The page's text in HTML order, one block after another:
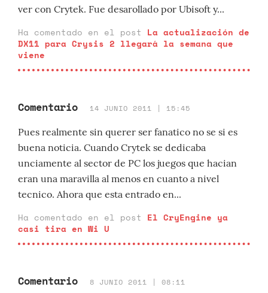
ver con Crytek. Fue desarollado por Ubisoft y...
Ha comentado en el post La actualización de
DX11 para Crysis 2 llegará la semana que
viene
Comentario 14 JUNIO 2011 | 15:45
Pues realmente sin querer ser fanatico no se si es
buena noticia. Cuando Crytek se dedicaba
unciamente al sector de PC los juegos que hacian
eran una maravilla al menos en cuanto a nivel
tecnico. Ahora que esta entrado en...
Ha comentado en el post El CryEngine ya
casi tira en Wi U
Comentario 8 JUNIO 2011 | 08:11